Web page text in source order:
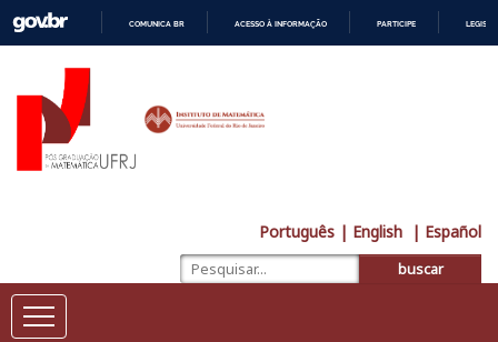
COMUNICA BR ACESSO À INFORMAÇÃO PARTICIPE
Português | English | Español
buscar